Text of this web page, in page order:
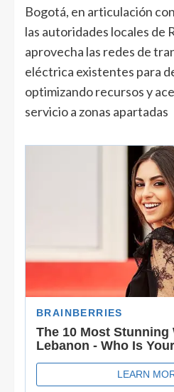
Bogotá, en articulación
las autoridades locales de
aprovecha las redes de
eléctrica existentes para
optimizando recursos y
servicio a zonas apartadas